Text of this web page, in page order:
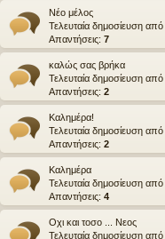
Νέο μέλος
Τελευταία δημοσίευση από
Απαντήσεις: 7
καλώς σας βρήκα
Τελευταία δημοσίευση από
Απαντήσεις: 2
Καλημέρα!
Τελευταία δημοσίευση από
Απαντήσεις: 2
Καλημέρα
Τελευταία δημοσίευση από
Απαντήσεις: 4
Οχι και τοσο ... Νεος
Τελευταία δημοσίευση από